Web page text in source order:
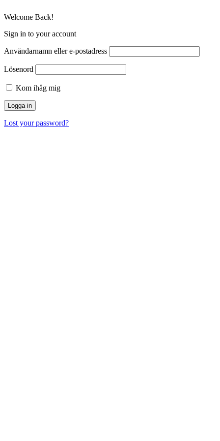
Welcome Back!
Sign in to your account
Användarnamn eller e-postadress
Lösenord
Kom ihåg mig
Lost your password?